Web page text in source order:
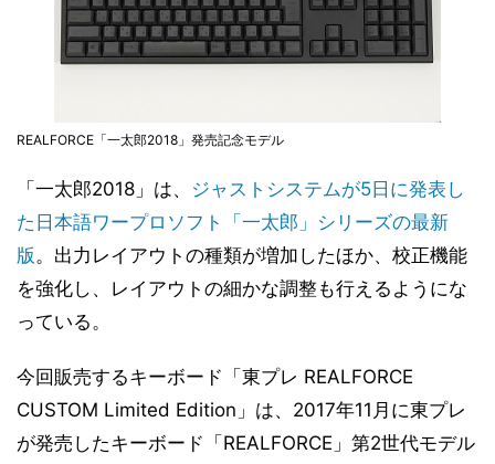
REALFORCE「一太郎2018」発売記念モデル
「一太郎2018」は、 ジャストシステムが5日に発表し
た日本語ワープロソフト「一太郎」シリーズの最新
版。出力レイアウトの種類が増加したほか、校正機能
を強化し、レイアウトの細かな調整も行えるようにな
っている。
今回販売するキーボード「東プレ REALFORCE
CUSTOM Limited Edition」は、2017年11月に東プレ
が発売したキーボード「REALFORCE」第2世代モデル